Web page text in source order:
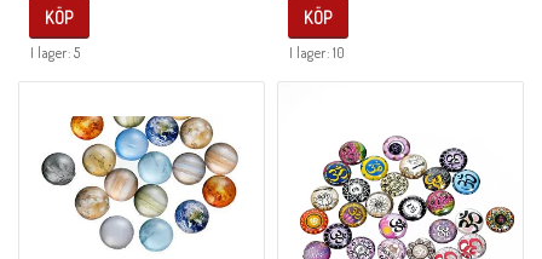
I lager: 5
KÖP
I lager: 10
KÖP